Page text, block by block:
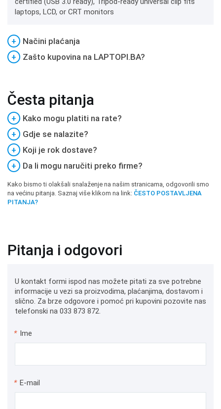
laptops, LCD, or CRT monitors
+
Načini plaćanja
+
Zašto kupovina na LAPTOPI.BA?
Česta pitanja
+
Kako mogu platiti na rate?
+
Gdje se nalazite?
+
Koji je rok dostave?
+
Da li mogu naručiti preko firme?
Kako bismo ti olakšali snalaženje na našim stranicama, odgovorili smo
na većinu pitanja. Saznaj više klikom na link: ČESTO POSTAVLJENA
PITANJA?
Pitanja i odgovori
U kontakt formi ispod nas možete pitati za sve potrebne
informacije u vezi sa proizvodima, plaćanjima, dostavom i
slično. Za brze odgovore i pomoć pri kupovini pozovite nas
telefonski na 033 873 872.
* Ime
* E-mail